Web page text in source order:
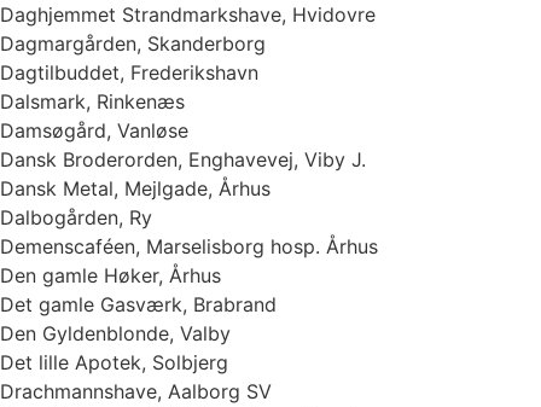
Daghjemmet Strandmarkshave, Hvidovre
Dagmargården, Skanderborg
Dagtilbuddet, Frederikshavn
Dalsmark, Rinkenæs
Damsøgård, Vanløse
Dansk Broderorden, Enghavevej, Viby J.
Dansk Metal, Mejlgade, Århus
Dalbogården, Ry
Demenscaféen, Marselisborg hosp. Århus
Den gamle Høker, Århus
Det gamle Gasværk, Brabrand
Den Gyldenblonde, Valby
Det lille Apotek, Solbjerg
Drachmannshave, Aalborg SV